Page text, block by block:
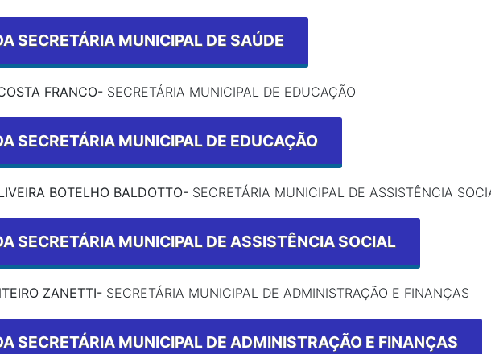
SECRETÁRIA MUNICIPAL DE SAÚDE
FRANCO- SECRETÁRIA MUNICIPAL DE EDUCAÇÃO
SECRETÁRIA MUNICIPAL DE EDUCAÇÃO
BOTELHO BALDOTTO- SECRETÁRIA MUNICIPAL DE ASSISTÊNCIA
SECRETÁRIA MUNICIPAL DE ASSISTÊNCIA SOCIAL
ZANETTI- SECRETÁRIA MUNICIPAL DE ADMINISTRAÇÃO E FINANÇAS
SECRETÁRIA MUNICIPAL DE ADMINISTRAÇÃO E FINANÇAS